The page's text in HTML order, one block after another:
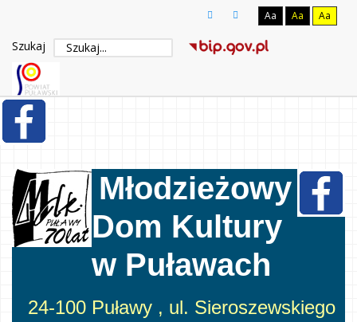
Aa Aa Aa
Szukaj
Młodzieżowy
Dom Kultury
w Puławach
24-100 Puławy , ul. Sieroszewskiego